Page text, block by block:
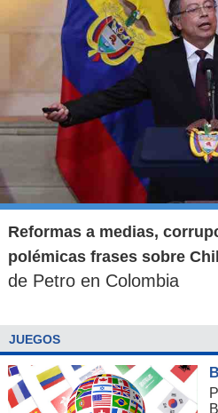
Reformas a medias,
polémicas frases sobre
de Petro en Colombia
JUEGOS